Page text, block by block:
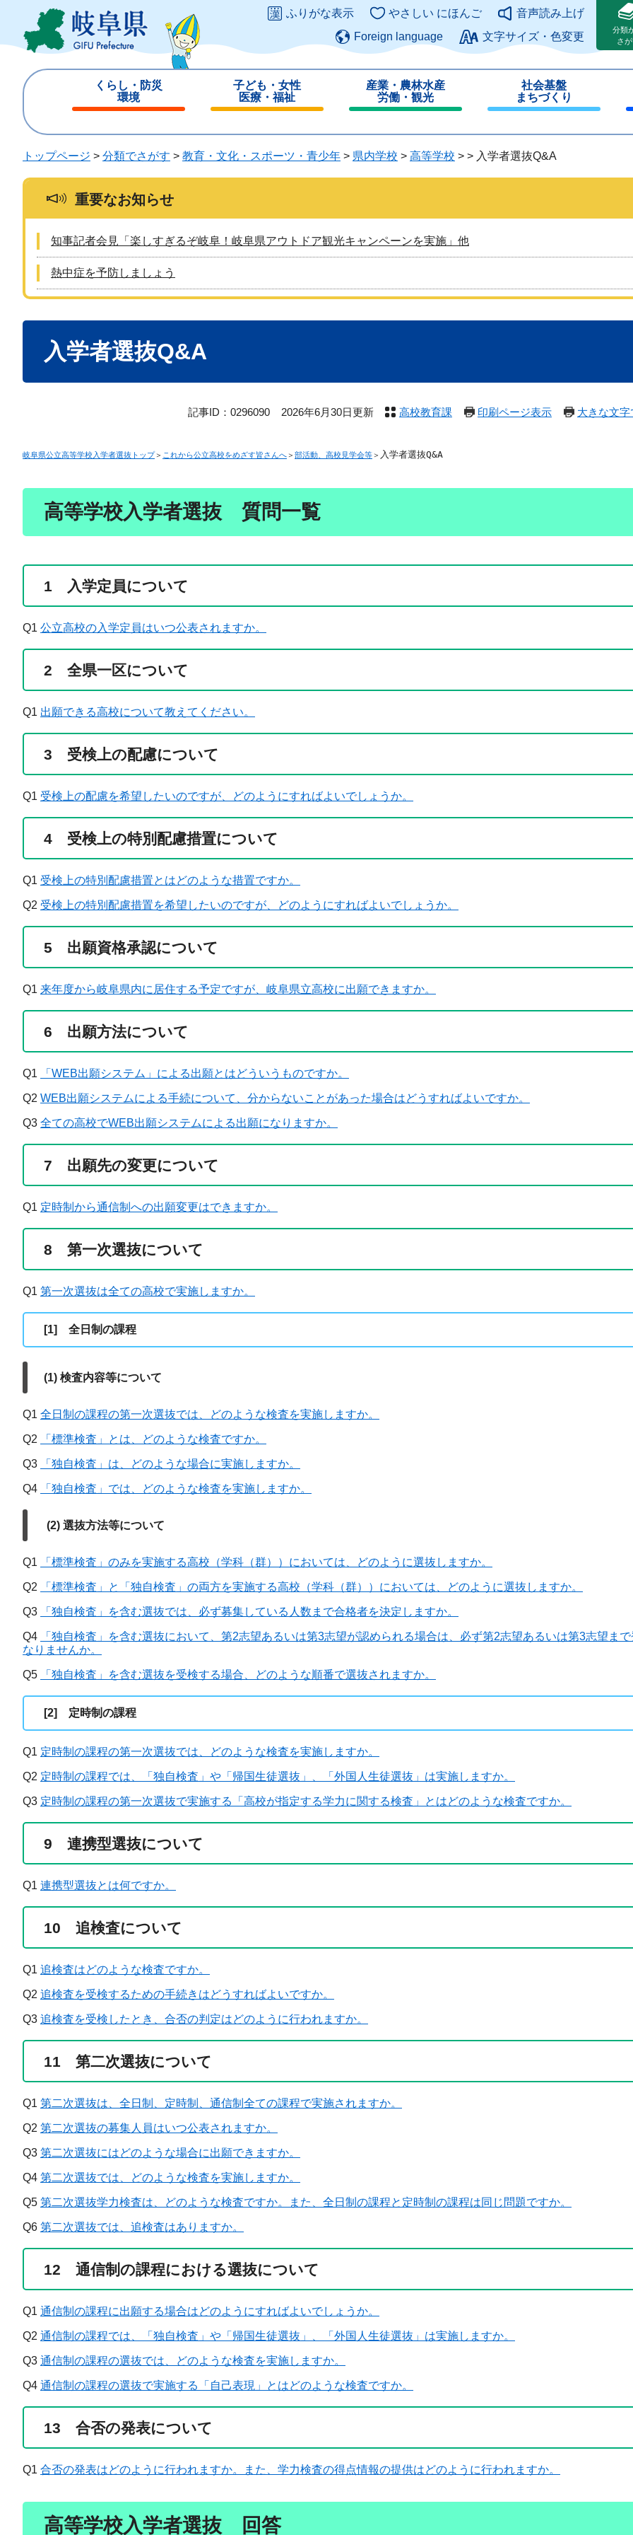
ジ
ュ
このページの本文へ
ふりがな表示 やさしい にほんご
音声読み上げ
Foreign language
文字サイズ・色変更
分類
さ
くらし・防災
環境
じ
子ども・女性
医療・福祉
じ
る
産業・農林水産
労働・観光
じ
る
社会基盤
まちづくり
じ
る
トップページ > 分類でさがす > 教育・文化・スポーツ・青少年 > 県内学校 > 高等学校 > > 入学者選抜Q&A
重要なお知らせ
知事記者会見「楽しすぎるぞ岐阜！岐阜県アウトドア観光キャンペーンを実施」他
熱中症を予防しましょう
入学者選抜Q&A
記事ID：0296090 2026年6月30日更新 高校教育課 印刷ページ表示 大きな文
岐阜県公立高等学校入学者選抜トップ＞ これから公立高校をめざす皆さんへ＞ 部活動、高校見学会等＞ 入学者選抜Q&A
高等学校入学者選抜 質問一覧
1 入学定員について
Q1 公立高校の入学定員はいつ公表されますか。
2 全県一区について
Q1 出願できる高校について教えてください。​
3 受検上の配慮について
Q1 受検上の配慮を希望したいのですが、どのようにすればよいでしょうか。
4 受検上の特別配慮措置について
Q1 受検上の特別配慮措置とはどのような措置ですか。
Q2 受検上の特別配慮措置を希望したいのですが、どのようにすればよいでしょうか。
5 出願資格承認について
Q1 来年度から岐阜県内に居住する予定ですが、岐阜県立高校に出願できますか。
6 出願方法について
Q1 「WEB出願システム」による出願とはどういうものですか。
Q2 WEB出願システムによる手続について、分からないことがあった場合はどうすればよいですか。
Q3 全ての高校でWEB出願システムによる出願になりますか。
7 出願先の変更について
Q1 定時制から通信制への出願変更はできますか。
8 第一次選抜について
Q1 第一次選抜は全ての高校で実施しますか。​
[1] 全日制の課程
(1) 検査内容等について
Q1 全日制の課程の第一次選抜では、どのような検査を実施しますか。​
Q2 「標準検査」とは、どのような検査ですか。
Q3 「独自検査」は、どのような場合に実施しますか。
Q4 「独自検査」では、どのような検査を実施しますか。
(2) 選抜方法等について
Q1 「標準検査」のみを実施する高校（学科（群））においては、どのように選抜しますか。​
Q2 「標準検査」と「独自検査」の両方を実施する高校（学科（群））においては、どのように選抜しますか。
Q3 「独自検査」を含む選抜では、必ず募集している人数まで合格者を決定しますか。
Q4
「独自検査」を含む選抜において、第2志望あるいは第3志望が認められる場合は、必ず第2志望あるいは第3志望ま
なりませんか。
Q5 「独自検査」を含む選抜を受検する場合、どのような順番で選抜されますか。
[2] 定時制の課程
Q1 定時制の課程の第一次選抜では、どのような検査を実施しますか。
Q2 定時制の課程では、「独自検査」や「帰国生徒選抜」、「外国人生徒選抜」は実施しますか。
Q3 定時制の課程の第一次選抜で実施する「高校が指定する学力に関する検査」とはどのような検査ですか。
9 連携型選抜について
Q1 連携型選抜とは何ですか。
10 追検査について
Q1 追検査はどのような検査ですか。
Q2 追検査を受検するための手続きはどうすればよいですか。
Q3 追検査を受検したとき、合否の判定はどのように行われますか。
11 第二次選抜について
Q1 第二次選抜は、全日制、定時制、通信制全ての課程で実施されますか。
Q2 第二次選抜の募集人員はいつ公表されますか。
Q3 第二次選抜にはどのような場合に出願できますか。
Q4 第二次選抜では、どのような検査を実施しますか。
Q5 第二次選抜学力検査は、どのような検査ですか。また、全日制の課程と定時制の課程は同じ問題ですか。
Q6 第二次選抜では、追検査はありますか。
12 通信制の課程における選抜について
Q1 通信制の課程に出願する場合はどのようにすればよいでしょうか。
Q2 通信制の課程では、「独自検査」や「帰国生徒選抜」、「外国人生徒選抜」は実施しますか。
Q3 通信制の課程の選抜では、どのような検査を実施しますか。
Q4 通信制の課程の選抜で実施する「自己表現」とはどのような検査ですか。
13 合否の発表について
Q1 合否の発表はどのように行われますか。また、学力検査の得点情報の提供はどのように行われますか。
高等学校入学者選抜 回答